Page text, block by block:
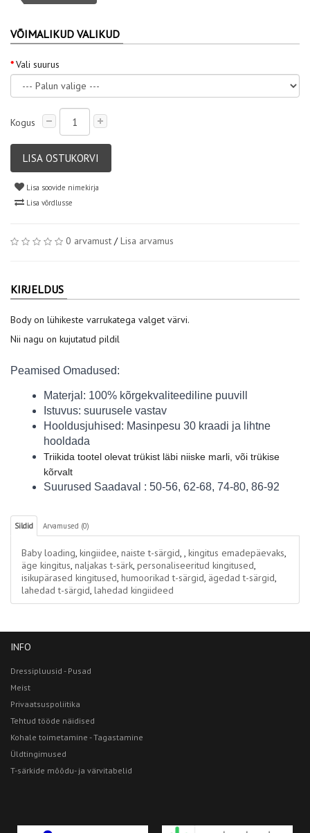
VÕIMALIKUD VALIKUD
Vali suurus
Kogus
LISA OSTUKORVI
Lisa soovide nimekirja
Lisa võrdlusse
0 arvamust /Lisa arvamus
KIRJELDUS
Body on lühikeste varrukatega valget värvi.
Nii nagu on kujutatud pildil
Peamised Omadused:
Materjal: 100% kõrgekvaliteediline puuvill
Istuvus: suurusele vastav
Hooldusjuhised: Masinpesu 30 kraadi ja lihtne
hooldada
Triikida tootel olevat trükist läbi niiske marli, või trükise
kõrvalt
Suurused Saadaval : 50-56, 62-68, 74-80, 86-92
Sildid Arvamused (0)
Baby loading, kingiidee, naiste t-särgid, , kingitus emadepäevaks,
äge kingitus, naljakas t-särk, personaliseeritud kingitused,
isikupärased kingitused, humoorikad t-särgid, ägedad t-särgid,
lahedad t-särgid, lahedad kingiideed
INFO
Dressipluusid - Pusad
Meist
Privaatsuspoliitika
Tehtud tööde näidised
Kohale toimetamine - Tagastamine
Üldtingimused
T-särkide mõõdu- ja värvitabelid